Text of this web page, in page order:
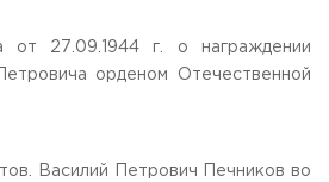
от 27.09.1944 г. о награждении
орденом Отечественной
Василий Петрович Печников во